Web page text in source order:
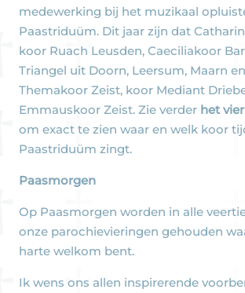
medewerking bij het muzikaal
Paastriduüm. Dit jaar zijn dat
koor Ruach Leusden, Caeciliakoor
Triangel uit Doorn, Leersum, Maarn
Themakoor Zeist, koor Mediant
Emmauskoor Zeist. Zie verder het
om exact te zien waar en welk koor
Paastriduüm zingt.
Paasmorgen
Op Paasmorgen worden in alle
onze parochievieringen gehouden
harte welkom bent.
Ik wens ons allen inspirerende